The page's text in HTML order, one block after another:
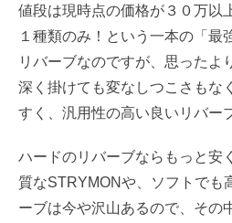
値段は現時点の価格が３０万以
１種類のみ！という一本の「最
リバーブなのですが、思ったよ
深く掛けても変なしつこさもな
すく、汎用性の高い良いリバー
ハードのリバーブならもっと安
質なSTRYMONや、ソフトでも
ーブは今や沢山あるので、その